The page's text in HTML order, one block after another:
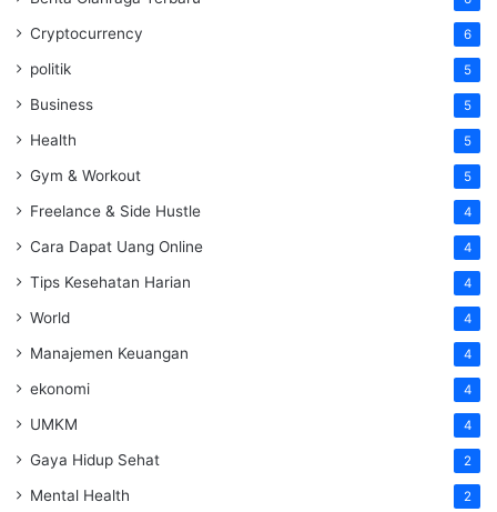
Cryptocurrency 6
politik 5
Business 5
Health 5
Gym & Workout 5
Freelance & Side Hustle 4
Cara Dapat Uang Online 4
Tips Kesehatan Harian 4
World 4
Manajemen Keuangan 4
ekonomi 4
UMKM 4
Gaya Hidup Sehat 2
Mental Health 2